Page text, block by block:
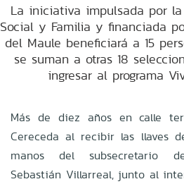
La iniciativa impulsada por
Social y Familia y financiada
del Maule beneficiará a 15
se suman a otras 18
ingresar al programa
Más de diez años en calle
Cereceda al recibir las llaves
manos del subsecretario
Sebastián Villarreal, junto al